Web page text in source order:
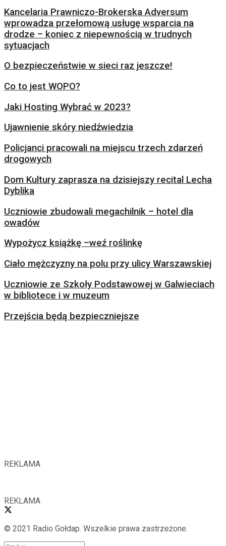
Kancelaria Prawniczo-Brokerska Adversum
wprowadza przełomową usługę wsparcia na
drodze – koniec z niepewnością w trudnych
sytuacjach
O bezpieczeństwie w sieci raz jeszcze!
Co to jest WOPO?
Jaki Hosting Wybrać w 2023?
Ujawnienie skóry niedźwiedzia
Policjanci pracowali na miejscu trzech zdarzeń
drogowych
Dom Kultury zaprasza na dzisiejszy recital Lecha
Dyblika
Uczniowie zbudowali megachilnik – hotel dla
owadów
Wypożycz książkę –weź roślinkę
Ciało mężczyzny na polu przy ulicy Warszawskiej
Uczniowie ze Szkoły Podstawowej w Galwieciach
w bibliotece i w muzeum
Przejścia będą bezpieczniejsze
REKLAMA
REKLAMA
© 2021 Radio Gołdap. Wszelkie prawa zastrzeżone.